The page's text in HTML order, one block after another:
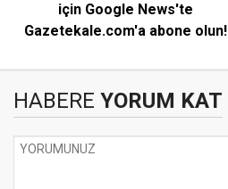
için Google News'te
Gazetekale.com'a abone olun!
HABERE YORUM KAT